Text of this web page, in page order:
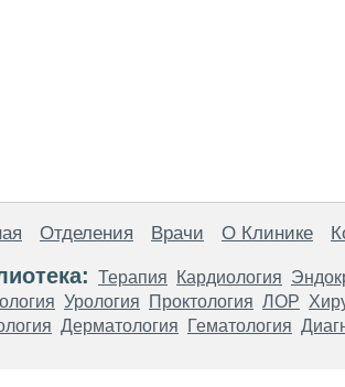
Отделения Врачи О Клинике
Терапия Кардиология
Урология Проктология ЛОР
Дерматология Гематология